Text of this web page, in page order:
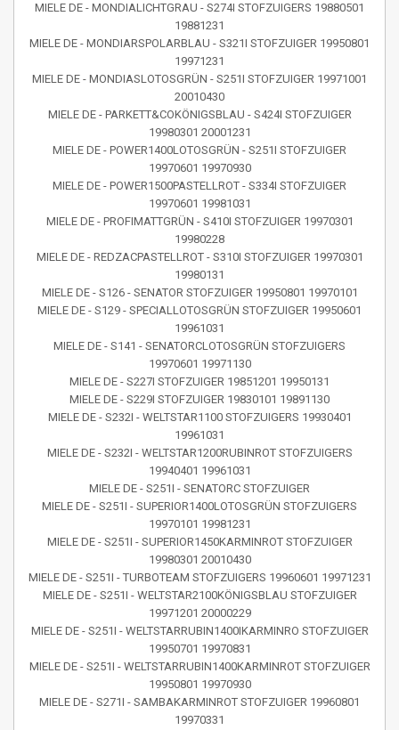
MIELE DE - MONDIALICHTGRAU - S274I STOFZUIGERS 19880501
19881231
MIELE DE - MONDIARSPOLARBLAU - S321I STOFZUIGER 19950801
19971231
MIELE DE - MONDIASLOTOSGRÜN - S251I STOFZUIGER 19971001
20010430
MIELE DE - PARKETT&COKÖNIGSBLAU - S424I STOFZUIGER
19980301 20001231
MIELE DE - POWER1400LOTOSGRÜN - S251I STOFZUIGER
19970601 19970930
MIELE DE - POWER1500PASTELLROT - S334I STOFZUIGER
19970601 19981031
MIELE DE - PROFIMATTGRÜN - S410I STOFZUIGER 19970301
19980228
MIELE DE - REDZACPASTELLROT - S310I STOFZUIGER 19970301
19980131
MIELE DE - S126 - SENATOR STOFZUIGER 19950801 19970101
MIELE DE - S129 - SPECIALLOTOSGRÜN STOFZUIGER 19950601
19961031
MIELE DE - S141 - SENATORCLOTOSGRÜN STOFZUIGERS
19970601 19971130
MIELE DE - S227I STOFZUIGER 19851201 19950131
MIELE DE - S229I STOFZUIGER 19830101 19891130
MIELE DE - S232I - WELTSTAR1100 STOFZUIGERS 19930401
19961031
MIELE DE - S232I - WELTSTAR1200RUBINROT STOFZUIGERS
19940401 19961031
MIELE DE - S251I - SENATORC STOFZUIGER
MIELE DE - S251I - SUPERIOR1400LOTOSGRÜN STOFZUIGERS
19970101 19981231
MIELE DE - S251I - SUPERIOR1450KARMINROT STOFZUIGER
19980301 20010430
MIELE DE - S251I - TURBOTEAM STOFZUIGERS 19960601 19971231
MIELE DE - S251I - WELTSTAR2100KÖNIGSBLAU STOFZUIGER
19971201 20000229
MIELE DE - S251I - WELTSTARRUBIN1400IKARMINRO STOFZUIGER
19950701 19970831
MIELE DE - S251I - WELTSTARRUBIN1400KARMINROT STOFZUIGER
19950801 19970930
MIELE DE - S271I - SAMBAKARMINROT STOFZUIGER 19960801
19970331